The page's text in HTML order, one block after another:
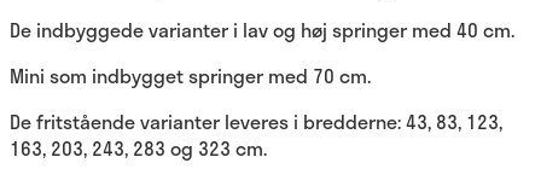
De indbyggede varianter i lav og høj springer med 40 cm.
Mini som indbygget springer med 70 cm.
De fritstående varianter leveres i bredderne: 43, 83, 123,
163, 203, 243, 283 og 323 cm.